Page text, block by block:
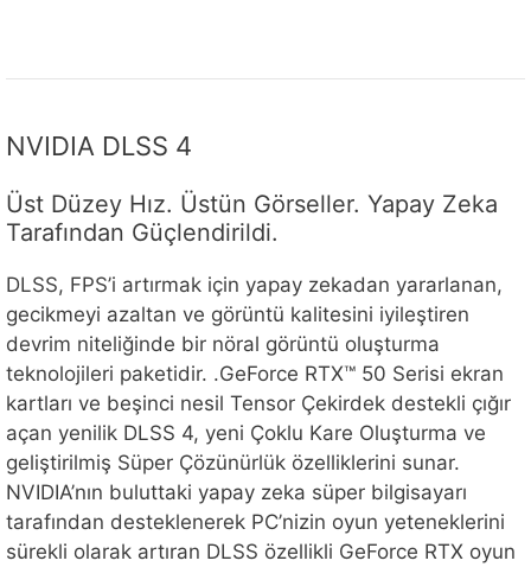
NVIDIA DLSS 4
Üst Düzey Hız. Üstün Görseller. Yapay Zeka
Tarafından Güçlendirildi.
DLSS, FPS’i artırmak için yapay zekadan yararlanan,
gecikmeyi azaltan ve görüntü kalitesini iyileştiren
devrim niteliğinde bir nöral görüntü oluşturma
teknolojileri paketidir.‌ .‌GeForce RTX™ 50 Serisi ekran
kartları ve beşinci nesil Tensor Çekirdek destekli çığır
açan yenilik DLSS 4, yeni Çoklu Kare Oluşturma ve
geliştirilmiş Süper Çözünürlük özelliklerini sunar.
NVIDIA’nın buluttaki yapay zeka süper bilgisayarı
tarafından desteklenerek PC’nizin oyun yeteneklerini
sürekli olarak artıran DLSS özellikli GeForce RTX oyun